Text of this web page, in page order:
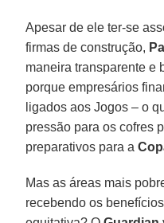
Apesar de ele ter-se
firmas de construção,
maneira transparente e
porque empresários
ligados aos Jogos – o
pressão para os cofres
preparativos para a
Mas as áreas mais
recebendo os